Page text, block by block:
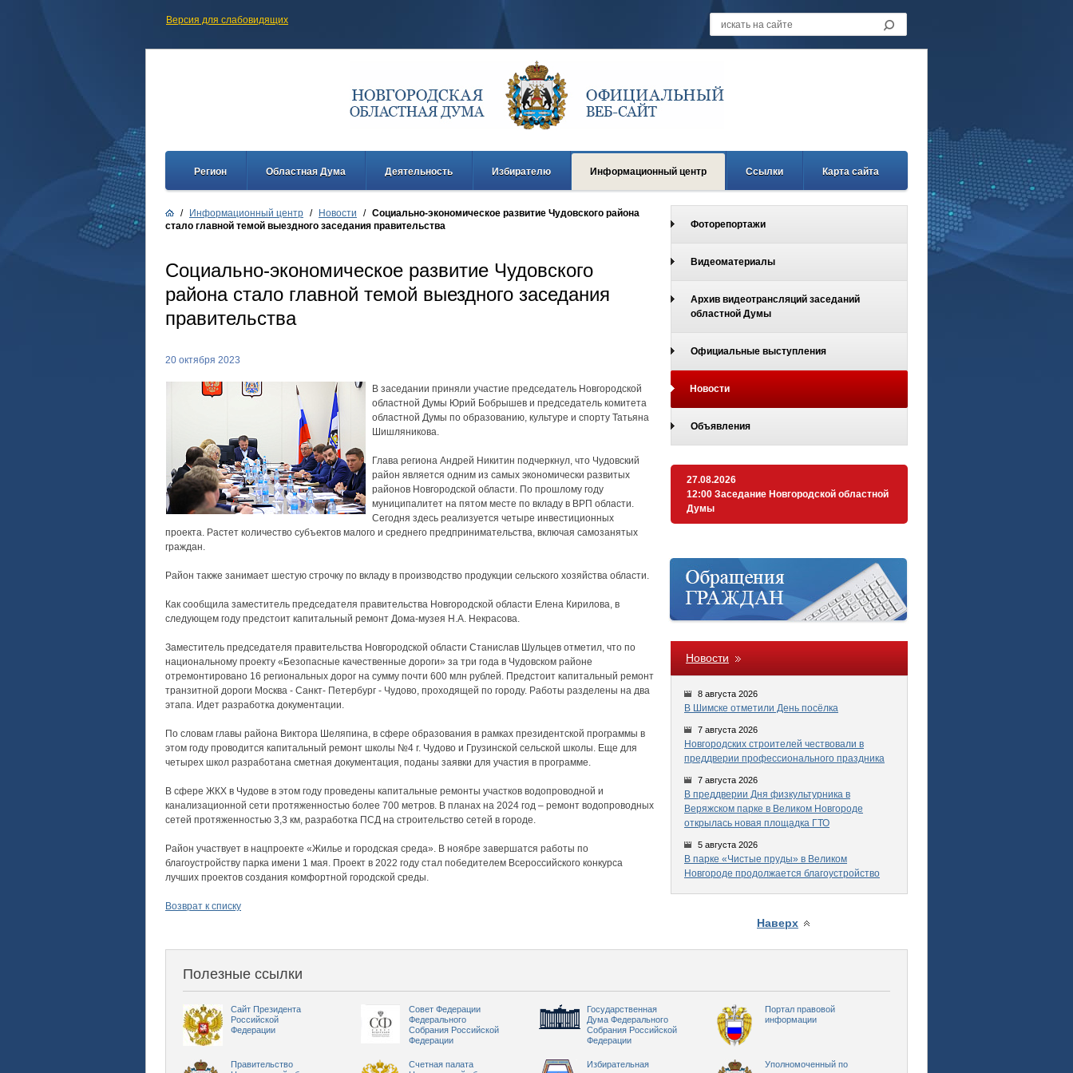
Версия для слабовидящих
Регион Областная Дума Деятельность Избирателю Информационный центр Ссылки Карта сайта
Фоторепортажи
Видеоматериалы
Архив видеотрансляций заседаний
областной Думы
Официальные выступления
Новости
Объявления
27.08.2026
12:00 Заседание Новгородской областной
Думы
Новости
8 августа 2026
В Шимске отметили День посёлка
7 августа 2026
Новгородских строителей чествовали в
преддверии профессионального праздника
7 августа 2026
В преддверии Дня физкультурника в
Веряжском парке в Великом Новгороде
открылась новая площадка ГТО
5 августа 2026
В парке «Чистые пруды» в Великом
Новгороде продолжается благоустройство
/ Информационный центр / Новости / Социально-экономическое развитие Чудовского района
стало главной темой выездного заседания правительства
Социально-экономическое развитие Чудовского
района стало главной темой выездного заседания
правительства
20 октября 2023
В заседании приняли участие председатель Новгородской
областной Думы Юрий Бобрышев и председатель комитета
областной Думы по образованию, культуре и спорту Татьяна
Шишляникова.
Глава региона Андрей Никитин подчеркнул, что Чудовский
район является одним из самых экономически развитых
районов Новгородской области. По прошлому году
муниципалитет на пятом месте по вкладу в ВРП области.
Сегодня здесь реализуется четыре инвестиционных
проекта. Растет количество субъектов малого и среднего предпринимательства, включая самозанятых
граждан.
Район также занимает шестую строчку по вкладу в производство продукции сельского хозяйства области.
Как сообщила заместитель председателя правительства Новгородской области Елена Кирилова, в
следующем году предстоит капитальный ремонт Дома-музея Н.А. Некрасова.
Заместитель председателя правительства Новгородской области Станислав Шульцев отметил, что по
национальному проекту «Безопасные качественные дороги» за три года в Чудовском районе
отремонтировано 16 региональных дорог на сумму почти 600 млн рублей. Предстоит капитальный ремонт
транзитной дороги Москва - Санкт- Петербург - Чудово, проходящей по городу. Работы разделены на два
этапа. Идет разработка документации.
По словам главы района Виктора Шеляпина, в сфере образования в рамках президентской программы в
этом году проводится капитальный ремонт школы №4 г. Чудово и Грузинской сельской школы. Еще для
четырех школ разработана сметная документация, поданы заявки для участия в программе.
В сфере ЖКХ в Чудове в этом году проведены капитальные ремонты участков водопроводной и
канализационной сети протяженностью более 700 метров. В планах на 2024 год – ремонт водопроводных
сетей протяженностью 3,3 км, разработка ПСД на строительство сетей в городе.
Район участвует в нацпроекте «Жилье и городская среда». В ноябре завершатся работы по
благоустройству парка имени 1 мая. Проект в 2022 году стал победителем Всероссийского конкурса
лучших проектов создания комфортной городской среды.
Возврат к списку
Наверх
Полезные ссылки
Сайт Президента
Российской
Федерации
Совет Федерации
Федерального
Собрания Российской
Федерации
Государственная
Дума Федерального
Собрания Российской
Федерации
Портал правовой
информации
Правительство
Счетная палата
Избирательная
Уполномоченный по